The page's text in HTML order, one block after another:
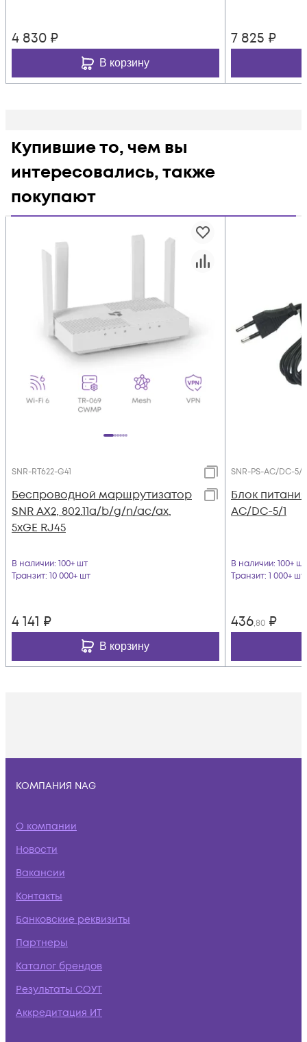
4 830 ₽
В корзину
7 825 ₽
Купившие то, чем вы
интересовались, также
покупают
SNR-RT622-G41
Беспроводной маршрутизатор
SNR AX2, 802.11a/b/g/n/ac/ax,
5xGE RJ45
В наличии: 100+ шт
Транзит: 10 000+ шт
4 141 ₽
В корзину
SNR-PS-AC/DC-5/1
Блок
AC/DC-5/1
В наличии: 100+ шт
Транзит: 1 000+ шт
436,80 ₽
КОМПАНИЯ NAG
О компании
Новости
Вакансии
Контакты
Банковские реквизиты
Партнеры
Каталог брендов
Результаты СОУТ
Аккредитация ИТ